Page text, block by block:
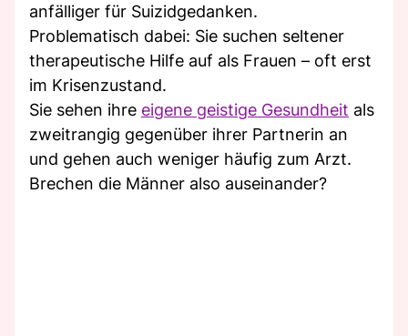
anfälliger für Suizidgedanken.
Problematisch dabei: Sie suchen seltener
therapeutische Hilfe auf als Frauen – oft erst
im Krisenzustand.
Sie sehen ihre eigene geistige Gesundheit als
zweitrangig gegenüber ihrer Partnerin an
und gehen auch weniger häufig zum Arzt.
Brechen die Männer also auseinander?